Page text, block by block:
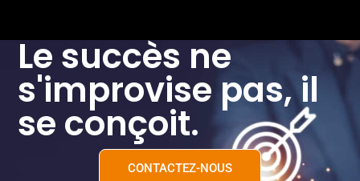
Le succès ne
s'improvise pas, il
se conçoit.
CONTACTEZ-NOUS